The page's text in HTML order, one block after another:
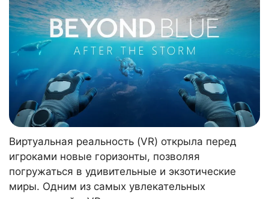
Виртуальная реальность (VR) открыла перед
игроками новые горизонты, позволяя
погружаться в удивительные и экзотические
миры. Одним из самых увлекательных